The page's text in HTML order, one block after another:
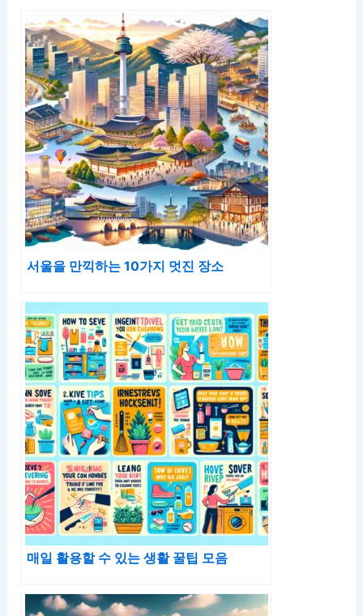
서울을 만끽하는 10가지 멋진 장소
매일 활용할 수 있는 생활 꿀팁 모음